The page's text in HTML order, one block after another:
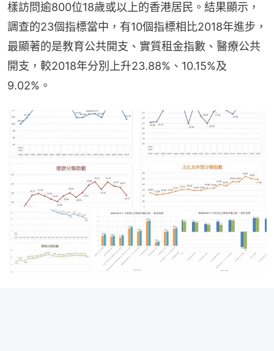
樣訪問逾800位18歲或以上的香港居民。結果顯示，
調查的23個指標當中，有10個指標相比2018年進步，
最顯著的是教育公共開支、實質租金指數、醫療公共
開支，較2018年分別上升23.88%、10.15%及
9.02%。